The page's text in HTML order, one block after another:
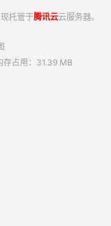
托管于腾讯云云服务器。
占用：31.39 MB